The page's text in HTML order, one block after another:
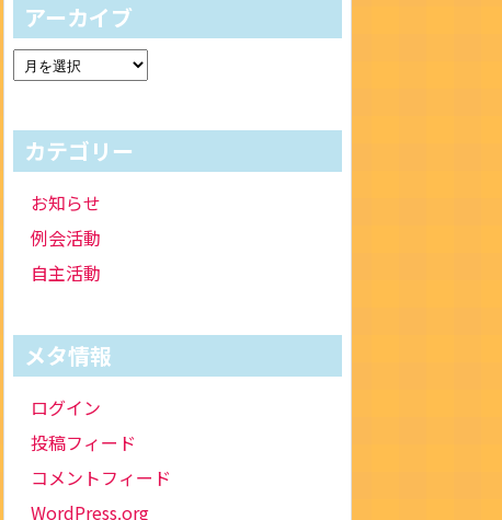
アーカイブ
カテゴリー
お知らせ
例会活動
自主活動
メタ情報
ログイン
投稿フィード
コメントフィード
WordPress.org